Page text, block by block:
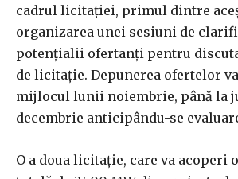
cadrul licitaţiei, primul dintre
organizarea unei sesiuni de
potenţialii ofertanţi pentru
de licitaţie. Depunerea ofertelor
mijlocul lunii noiembrie, până la
decembrie anticipându-se
O a doua licitaţie, care va acoperi